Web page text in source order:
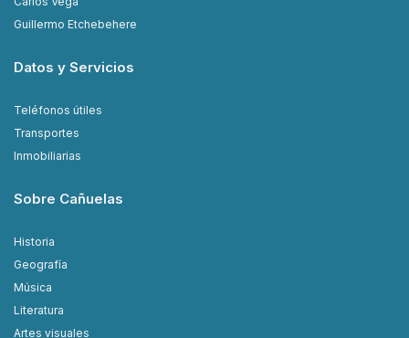
Guillermo Etchebehere
Datos y Servicios
Teléfonos útiles
Transportes
Inmobiliarias
Sobre Cañuelas
Historia
Geografía
Música
Literatura
Artes visuales